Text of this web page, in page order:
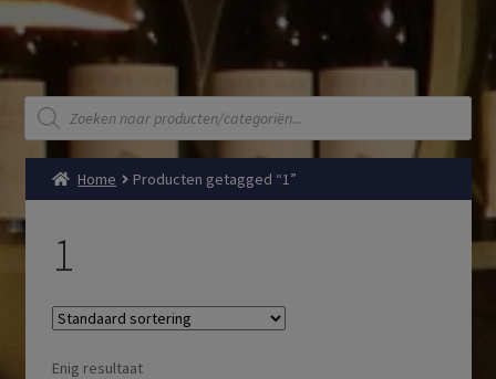
Producten
zoeken
Home Producten getagged “1”
1
Enig resultaat